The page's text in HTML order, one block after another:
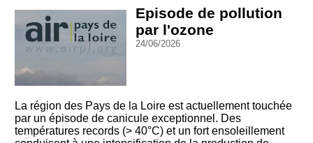
Episode de pollution
par l'ozone
24/06/2026
La région des Pays de la Loire est actuellement touchée
par un épisode de canicule exceptionnel. Des
températures records (> 40°C) et un fort ensoleillement